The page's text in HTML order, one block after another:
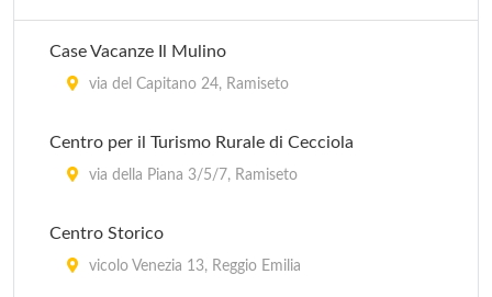
Case Vacanze Il Mulino
via del Capitano 24, Ramiseto
Centro per il Turismo Rurale di Cecciola
via della Piana 3/5/7, Ramiseto
Centro Storico
vicolo Venezia 13, Reggio Emilia